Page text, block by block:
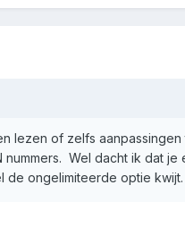
lezen of zelfs
Wel dacht ik dat je
de ongelimiteerde optie kwijt.